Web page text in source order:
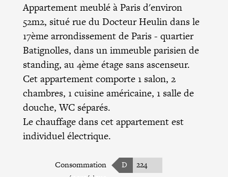
Appartement meublé à Paris d'environ
52m2, situé rue du Docteur Heulin dans le
17ème arrondissement de Paris- quartier
Batignolles, dans un immeuble parisien de
standing, au 4ème étage sans ascenseur.
Cet appartement comporte 1 salon, 2
chambres, 1 cuisine américaine, 1 salle de
douche, WC séparés.
Le chauffage dans cet appartement est
individuel électrique.
Consommation
D 224